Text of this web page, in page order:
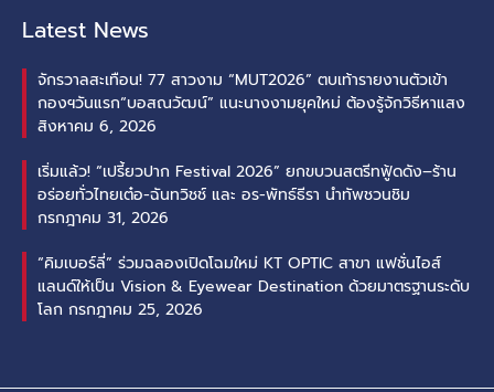
Latest News
จักรวาลสะเทือน! 77 สาวงาม “MUT2026” ตบเท้ารายงานตัวเข้า
กองฯวันแรก“บอสณวัฒน์” แนะนางงามยุคใหม่ ต้องรู้จักวิธีหาแสง
สิงหาคม 6, 2026
เริ่มแล้ว! “เปรี้ยวปาก Festival 2026” ยกขบวนสตรีทฟู้ดดัง–ร้าน
อร่อยทั่วไทยเต๋อ-ฉันทวิชช์ และ อร-พัทธ์ธีรา นำทัพชวนชิม
กรกฎาคม 31, 2026
“คิมเบอร์ลี่” ร่วมฉลองเปิดโฉมใหม่ KT OPTIC สาขา แฟชั่นไอส์
แลนด์ให้เป็น Vision & Eyewear Destination ด้วยมาตรฐานระดับ
โลก กรกฎาคม 25, 2026